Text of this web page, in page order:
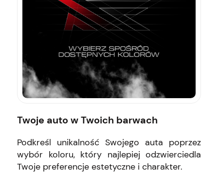
Twoje auto w Twoich barwach
Podkreśl unikalność Swojego auta poprzez
wybór koloru, który najlepiej odzwierciedla
Twoje preferencje estetyczne i charakter.